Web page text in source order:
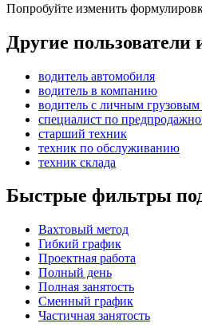
Попробуйте изменить
Другие пользователи
водитель автомобиля
водитель в компанию
водитель с личным
специалист по
старший техник
техник по обслуживанию
техник склада
Быстрые фильтры
Вахтовый метод
Гибкий график
Проектная работа
Полный день
Полная занятость
Сменный график
Частичная занятость